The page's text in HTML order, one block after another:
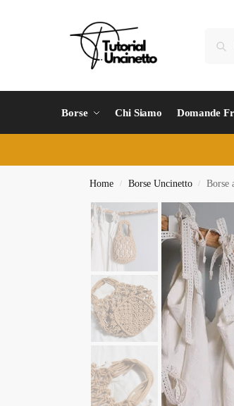
Borse Chi Siamo Domande
Home / Borse Uncinetto / Borse